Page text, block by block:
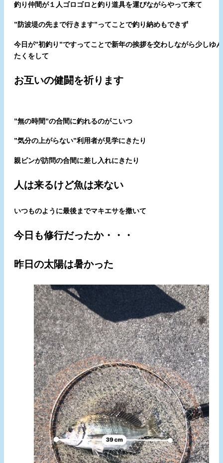
釣り仲間が１人ゴロゴロと釣り道具を運びながらやって来て
”防波堤の先まで行きます”ってことで釣り納めもできず
今日が”初釣り”ですってことで新年の挨拶を交わしながら少しゆん
たくをして
お互いの健闘を祈ります
”無の時間”の合間に釣れるのがこいつ
”気分の上がらない”利用者が見学にきたり
親ビンが訪問の合間に差し入れにきたり
人は来るけど魚は来ない
いつものように最後までマキエサを撒いて
今日も修行だったか・・・
昨日の太陽は暑かった